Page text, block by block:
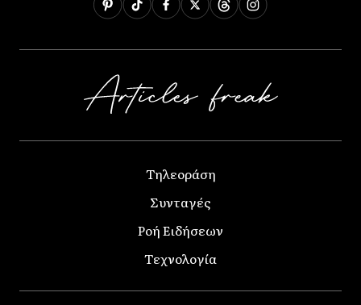
Τηλεοράση
Συνταγές
Ροή Ειδήσεων
Τεχνολογία